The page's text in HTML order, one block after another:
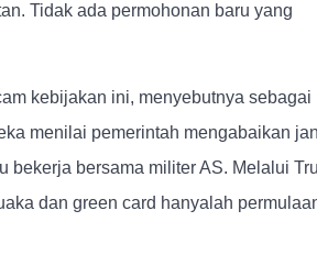
Tidak ada permohonan baru yang
kebijakan ini, menyebutnya sebagai
menilai pemerintah mengabaikan
bekerja bersama militer AS. Melalui
dan green card hanyalah